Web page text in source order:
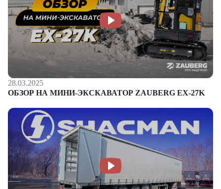
28.03.2025
ОБЗОР НА МИНИ-ЭКСКАВАТОР ZAUBERG EX-27K